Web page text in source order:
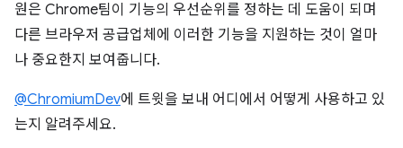
원은 Chrome팀이 기능의 우선순위를 정하는 데 도움이 되며
다른 브라우저 공급업체에 이러한 기능을 지원하는 것이 얼마
나 중요한지 보여줍니다.
@ChromiumDev에 트윗을 보내 어디에서 어떻게 사용하고 있
는지 알려주세요.